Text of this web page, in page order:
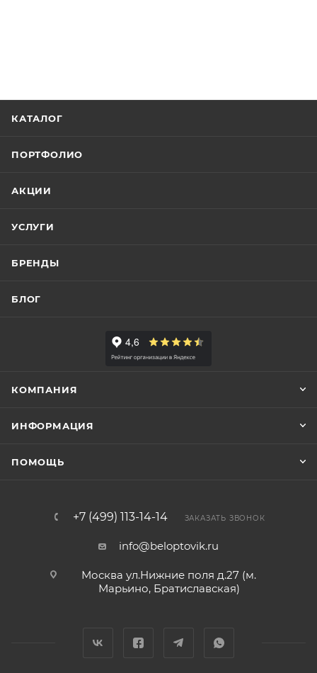
КАТАЛОГ
ПОРТФОЛИО
АКЦИИ
УСЛУГИ
БРЕНДЫ
БЛОГ
КОМПАНИЯ
ИНФОРМАЦИЯ
ПОМОЩЬ
+7 (499) 113-14-14 ЗАКАЗАТЬ ЗВОНОК
info@beloptovik.ru
Москва ул.Нижние поля д.27 (м.
Марьино, Братиславская)